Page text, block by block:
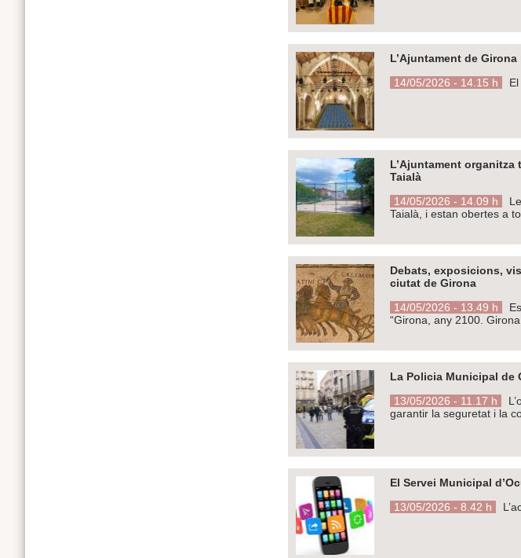
L’Ajuntament de
14/05/2026 - 14.15 h
L’Ajuntament
Taialà
14/05/2026 - 14.09 h
Taialà, i estan obertes a
Debats, exposicions,
ciutat de Girona
14/05/2026 - 13.49 h
“Girona, any 2100.
La Policia Municipal de
13/05/2026 - 11.17 h
garantir la seguretat i la
El Servei Municipal
13/05/2026 - 8.42 h